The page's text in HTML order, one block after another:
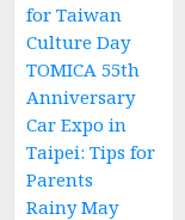
for Taiwan
Culture Day
TOMICA 55th
Anniversary
Car Expo in
Taipei: Tips for
Parents
Rainy May